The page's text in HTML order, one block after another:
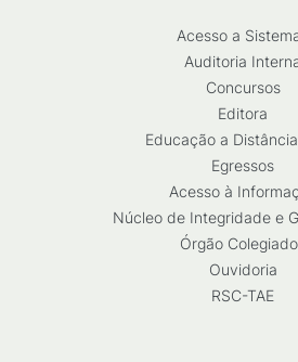
Acesso a
Auditoria
Concursos
Editora
Educação a
Egressos
Acesso à
Núcleo de Integridade e
Órgão
Ouvidoria
RSC-TAE